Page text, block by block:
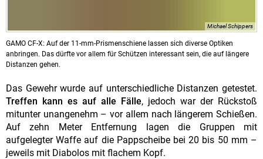
Michael Schippers
GAMO CF-X: Auf der 11-mm-Prismenschiene lassen sich diverse Optiken
anbringen. Das dürfte vor allem für Schützen interessant sein, die auf längere
Distanzen gehen.
Das Gewehr wurde auf unterschiedliche Distanzen getestet.
Treffen kann es auf alle Fälle, jedoch war der Rückstoß
mitunter unangenehm – vor allem nach längerem Schießen.
Auf zehn Meter Entfernung lagen die Gruppen mit
aufgelegter Waffe auf die Pappscheibe bei 20 bis 50 mm –
jeweils mit Diabolos mit flachem Kopf.